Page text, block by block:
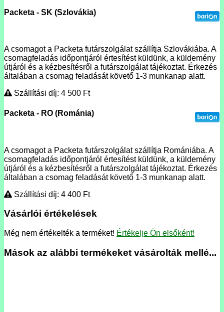
Packeta - SK (Szlovákia)
A csomagot a Packeta futárszolgálat szállítja Szlovákiába. A
csomagfeladás időpontjáról értesítést küldünk, a küldemény
útjáról és a kézbesítésről a futárszolgálat tájékoztat. Érkezés
általában a csomag feladását követő 1-3 munkanap alatt.
Szállítási díj: 4 500 Ft
Packeta - RO (Románia)
A csomagot a Packeta futárszolgálat szállítja Romániába. A
csomagfeladás időpontjáról értesítést küldünk, a küldemény
útjáról és a kézbesítésről a futárszolgálat tájékoztat. Érkezés
általában a csomag feladását követő 1-3 munkanap alatt.
Szállítási díj: 4 400 Ft
Vásárlói értékelések
Még nem értékelték a terméket! Értékelje Ön elsőként!
Mások az alábbi termékeket vásárolták mellé...